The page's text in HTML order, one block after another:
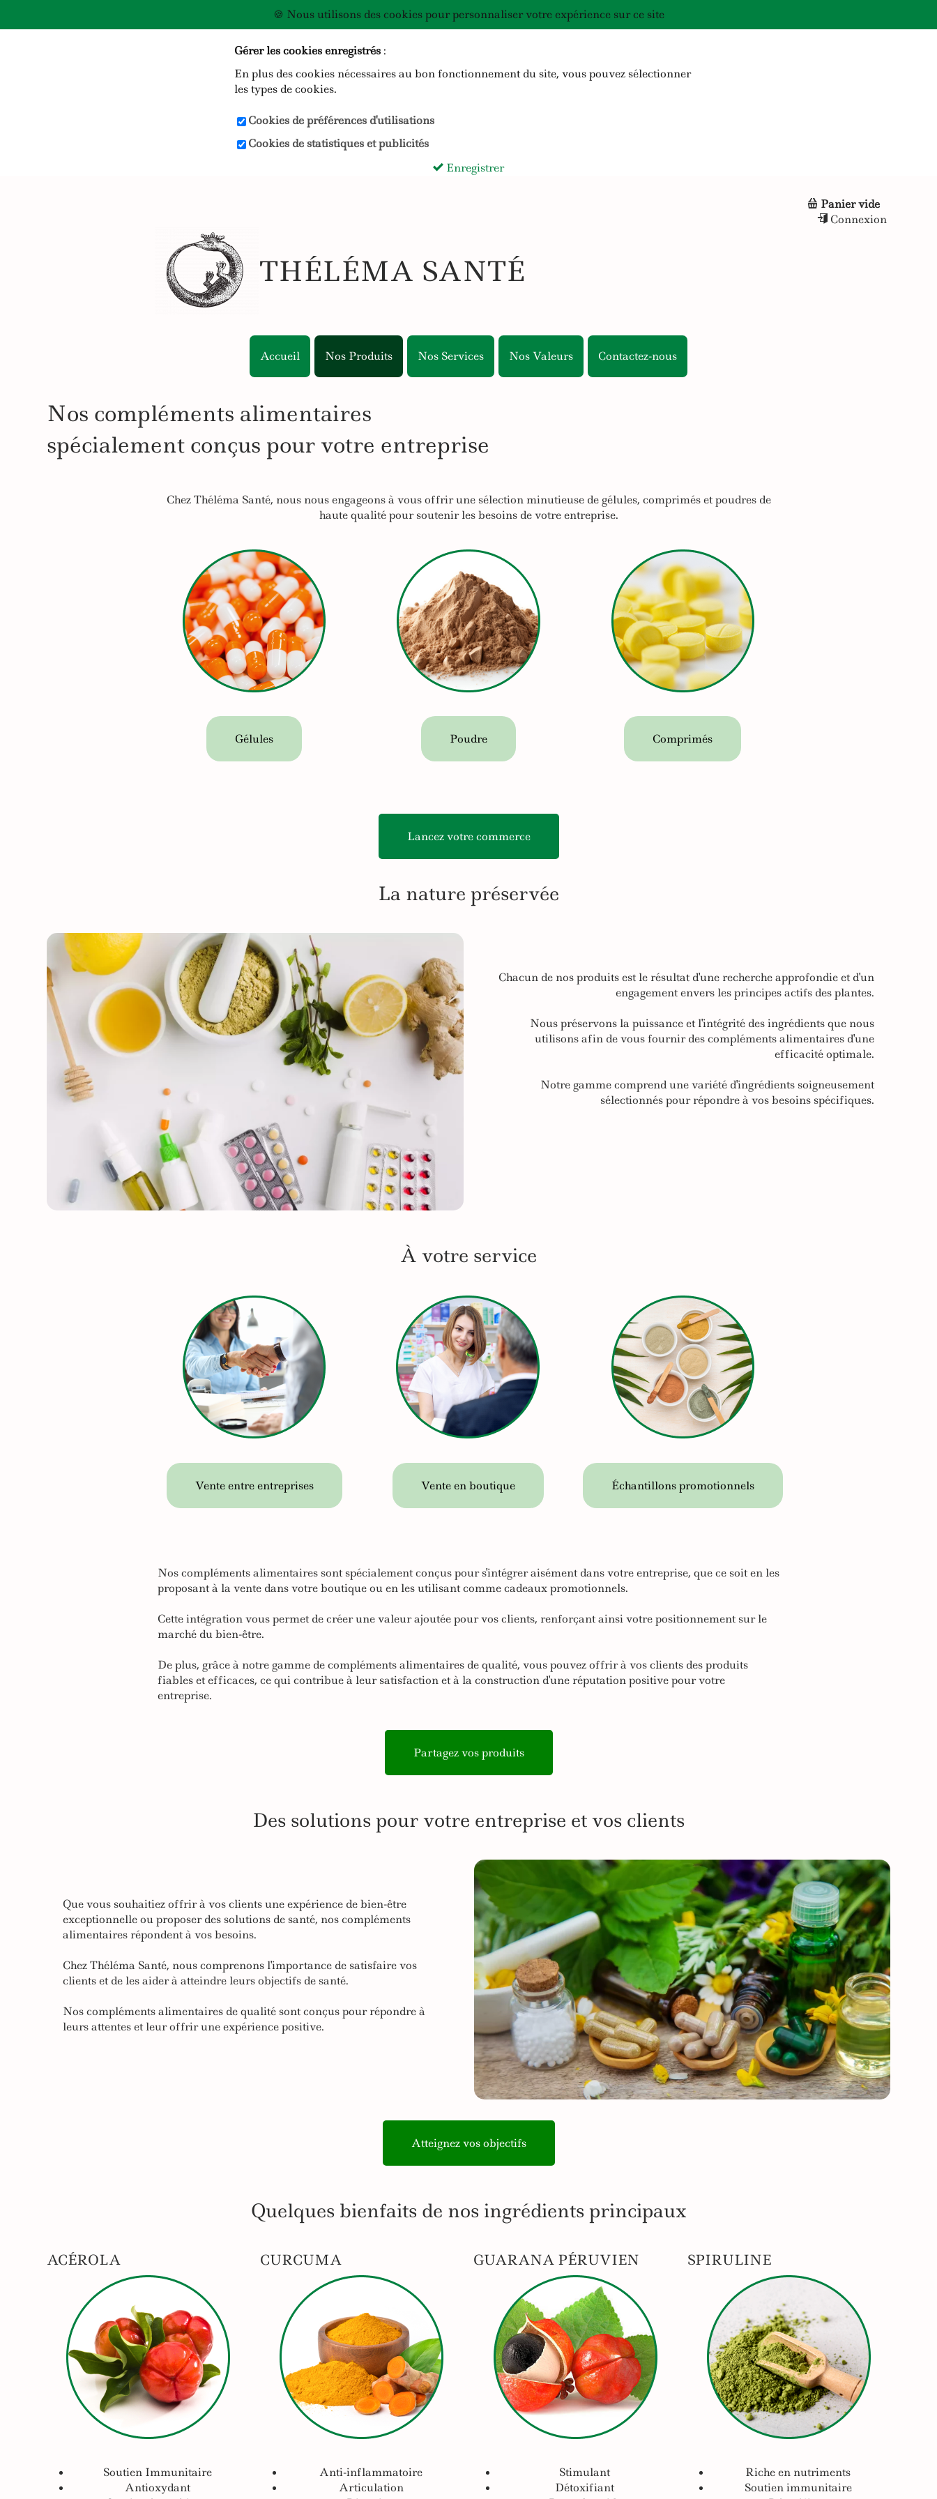
🍪 Nous utilisons des cookies pour personnaliser votre expérience sur ce site
Gérer les cookies enregistrés :
En plus des cookies nécessaires au bon fonctionnement du site, vous pouvez sélectionner
les types de cookies.
Cookies de préférences d'utilisations
Cookies de statistiques et publicités
Enregistrer
Panier vide
Connexion
THÉLÉMA SANTÉ
Accueil Nos Produits Nos Services Nos Valeurs Contactez-nous
Nos compléments alimentaires
spécialement conçus pour votre entreprise
Chez Théléma Santé, nous nous engageons à vous offrir une sélection minutieuse de gélules, comprimés et poudres de
haute qualité pour soutenir les besoins de votre entreprise.
Gélules Poudre Comprimés
Lancez votre commerce
La nature préservée
Chacun de nos produits est le résultat d'une recherche approfondie et d'un
engagement envers les principes actifs des plantes.
Nous préservons la puissance et l'intégrité des ingrédients que nous
utilisons afin de vous fournir des compléments alimentaires d'une
efficacité optimale.
Notre gamme comprend une variété d'ingrédients soigneusement
sélectionnés pour répondre à vos besoins spécifiques.
À votre service
Vente entre entreprises Vente en boutique Échantillons promotionnels
Nos compléments alimentaires sont spécialement conçus pour s'intégrer aisément dans votre entreprise, que ce soit en les
proposant à la vente dans votre boutique ou en les utilisant comme cadeaux promotionnels.
Cette intégration vous permet de créer une valeur ajoutée pour vos clients, renforçant ainsi votre positionnement sur le
marché du bien-être.
De plus, grâce à notre gamme de compléments alimentaires de qualité, vous pouvez offrir à vos clients des produits
fiables et efficaces, ce qui contribue à leur satisfaction et à la construction d'une réputation positive pour votre
entreprise.
Partagez vos produits
Des solutions pour votre entreprise et vos clients
Que vous souhaitiez offrir à vos clients une expérience de bien-être
exceptionnelle ou proposer des solutions de santé, nos compléments
alimentaires répondent à vos besoins.
Chez Théléma Santé, nous comprenons l'importance de satisfaire vos
clients et de les aider à atteindre leurs objectifs de santé.
Nos compléments alimentaires de qualité sont conçus pour répondre à
leurs attentes et leur offrir une expérience positive.
Atteignez vos objectifs
Quelques bienfaits de nos ingrédients principaux
ACÉROLA
Soutien Immunitaire
Antioxydant
CURCUMA
Anti-inflammatoire
Articulation
GUARANA PÉRUVIEN
Stimulant
Détoxifiant
SPIRULINE
Riche en nutriments
Soutien immunitaire